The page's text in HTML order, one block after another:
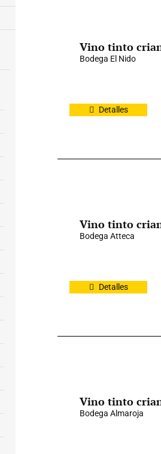
Vino tinto
Bodega El Nido
Detalles
Vino tinto
Bodega Atteca
Detalles
Vino tinto
Bodega Almaroja